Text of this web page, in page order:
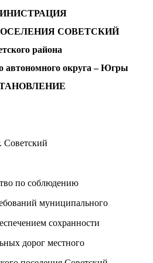
СОВЕТСКИЙ
района
автономного округа – Югры
2018 г. №
Советский
по соблюдению
муниципального
сохранности
дорог местного